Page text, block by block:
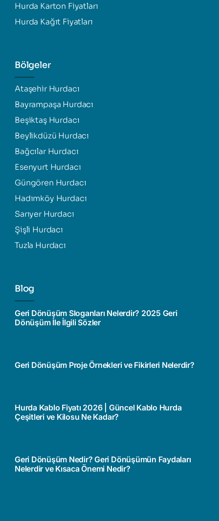
Hurda Karton Fiyatları
Hurda Kağıt Fiyatları
Bölgeler
Ataşehir Hurdacı
Bayrampaşa Hurdacı
Beşiktaş Hurdacı
Beylikdüzü Hurdacı
Bağcılar Hurdacı
Esenyurt Hurdacı
Güngören Hurdacı
Hadımköy Hurdacı
Sarıyer Hurdacı
Şişli Hurdacı
Tuzla Hurdacı
Blog
Geri Dönüşüm Sloganları Nelerdir? 2025 Geri
Dönüşüm İle İlgili Sözler
Geri Dönüşüm Proje Örnekleri ve Fikirleri Nelerdir?
Hurda Kablo Fiyatı 2026 | Güncel Kablo Hurda
Çeşitleri ve Kilosu Ne Kadar?
Geri Dönüşüm Nedir? Geri Dönüşümün Faydaları
Nelerdir ve Kısaca Önemi Nedir?